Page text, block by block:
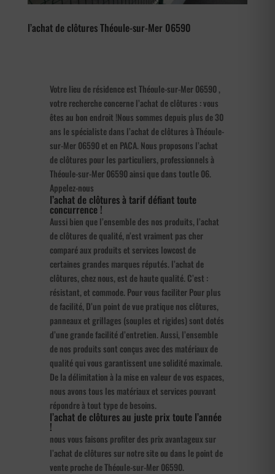
l’achat de clôtures Théoule-sur-Mer 06590
Votre lieu de résidence est Théoule-sur-Mer 06590 ,
votre recherche concerne l’achat de clôtures : vous
êtes au bon endroit !Nous sommes depuis plus de 30
ans le spécialiste dans l’achat de clôtures à Théoule-
sur-Mer 06590 et en PACA. Nous proposons l’achat
de clôtures pour les particuliers, professionnels à
Théoule-sur-Mer 06590 ainsi que dans toutle 06.
Appelez-nous
l’achat de clôtures à tarif défiant toute
concurrence !
Aussi bien que l’ensemble des nos produits, l’achat
de clôtures de qualité, n’est vraiment pas cher
comparé aux produits et services lowcost de
certaines grandes marques réputés. l’achat de
clôtures, chez nous, est de haute qualité. C’est :
résistant, et commode. Pour vous faciliter Pour plus
de facilité, D’un point de vue pratique nos clôtures,
panneaux et grillages (souples et rigides) sont dotés
d’une grande facilité d’entretien. Aussi, l’ensemble
de nos produits sont conçus avec des matériaux de
qualité qui vous garantissent une solidité maximale.
De la délimitation à la mise en valeur de vos espaces,
nous avons tous les matériaux et services pouvant
répondre à tout type de besoins.
l’achat de clôtures au juste prix toute l’année
!
nous vous faisons profiter des prix avantageux sur
l’achat de clôtures sur notre site ou dans le point de
vente proche de Théoule-sur-Mer 06590.